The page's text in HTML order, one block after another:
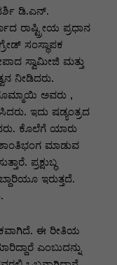
ಡಿ.ಎನ್‌.
ರಾಷ್ಟ್ರೀಯ ಪ್ರಧಾನ
ಸಂಸ್ಥಾಪಕ
ಸ್ವಾಮೀಜಿ ಮತ್ತು
ನೀಡಿದರು.
ಅವರು ,
ಇದು ಷಡ್ಯಂತ್ರದ
ಕೊಲೆಗೆ ಯಾರು
ಮಾಡುವ
ಪ್ರಕ್ಷುಬ್ಧ
ಇರುತ್ತದೆ.
ಈ ರೀತಿಯ
ಎಂಬುದನ್ನು